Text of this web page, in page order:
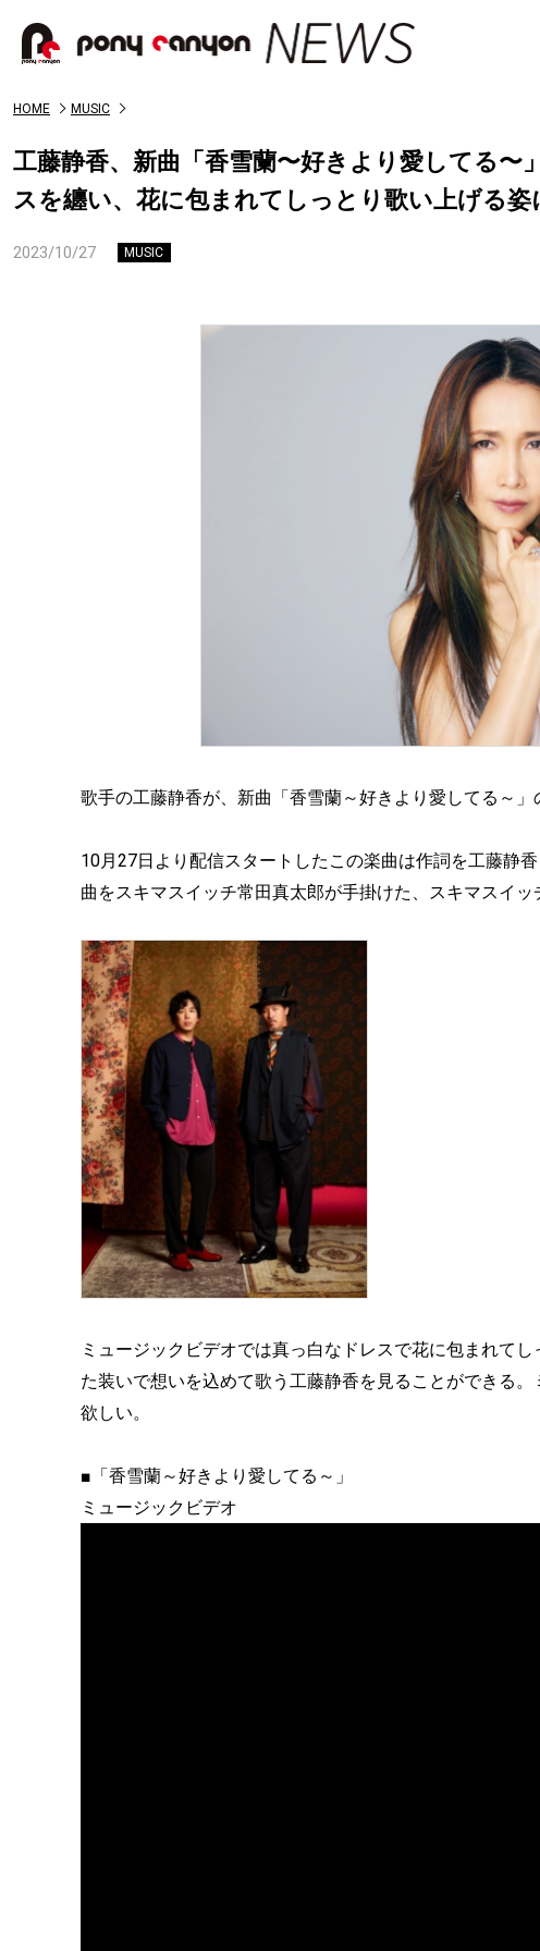
HOME MUSIC
工藤静香、新曲「香雪蘭〜好きより愛してる
スを纏い、花に包まれてしっとり歌い上げる姿
2023/10/27 MUSIC
歌手の工藤静香が、新曲「香雪蘭～好きより愛してる～」
10月27日より配信スタートしたこの楽曲は作詞を工藤静
曲をスキマスイッチ常田真太郎が手掛けた、スキマスイッ
ミュージックビデオでは真っ白なドレスで花に包まれて
た装いで想いを込めて歌う工藤静香を見ることができる
欲しい。
■「香雪蘭～好きより愛してる～」
ミュージックビデオ